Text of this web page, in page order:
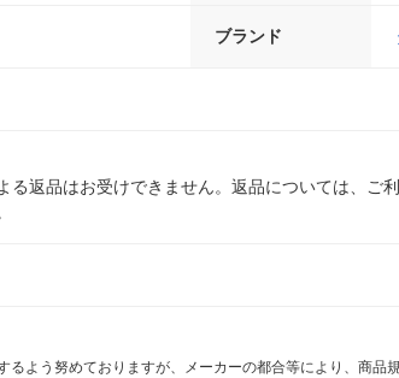
ブランド
る返品はお受けできません。返品については、ご
よう努めておりますが、メーカーの都合等により、商品